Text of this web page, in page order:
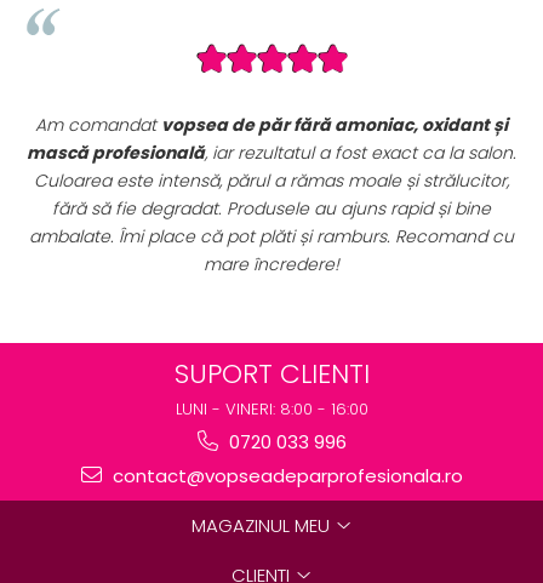
oxidant și
ca la salon.
și strălucitor,
și bine
Recomand cu
Seturile promoționale de pe
sunt extrem de avantajoase. Am
complet de vopsele profesionale cu
perfect pentru uz profesional. Calitate foarte
preț excelent. Se vede clar că sunt produse
destinate rezultatelor de salon.
SUPORT CLIENTI
LUNI - VINERI: 8:00 - 16:00
0720 033 996
contact@vopseadeparprofesionala.ro
MAGAZINUL MEU
CLIENTI